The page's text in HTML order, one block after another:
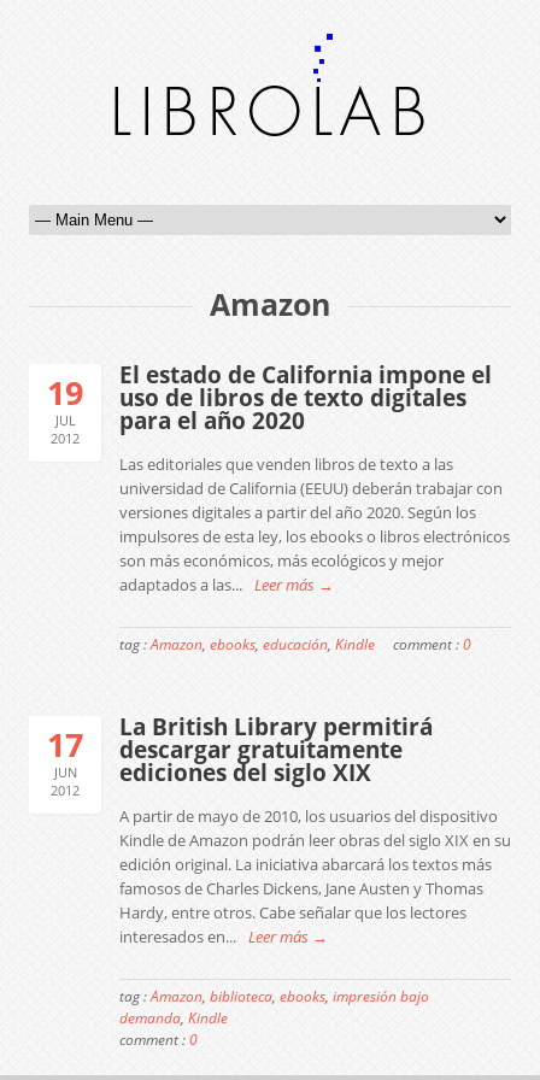
Amazon
19
JUL
2012
El estado de California impone el
uso de libros de texto digitales
para el año 2020
Las editoriales que venden libros de texto a las
universidad de California (EEUU) deberán trabajar con
versiones digitales a partir del año 2020. Según los
impulsores de esta ley, los ebooks o libros electrónicos
son más económicos, más ecológicos y mejor
adaptados a las... Leer más →
tag :Amazon, ebooks, educación, Kindle comment :0
17
JUN
2012
La British Library permitirá
descargar gratuitamente
ediciones del siglo XIX
A partir de mayo de 2010, los usuarios del dispositivo
Kindle de Amazon podrán leer obras del siglo XIX en su
edición original. La iniciativa abarcará los textos más
famosos de Charles Dickens, Jane Austen y Thomas
Hardy, entre otros. Cabe señalar que los lectores
interesados en... Leer más →
tag :Amazon, biblioteca, ebooks, impresión bajo
demanda, Kindle
comment :0